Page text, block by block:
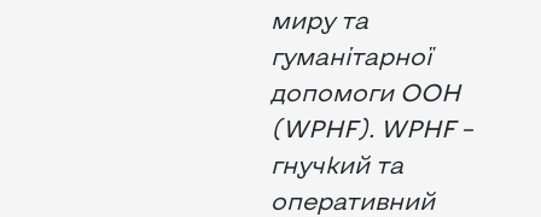
миру та
гуманітарної
допомоги ООН
(WPHF). WPHF –
гнучкий та
оперативний